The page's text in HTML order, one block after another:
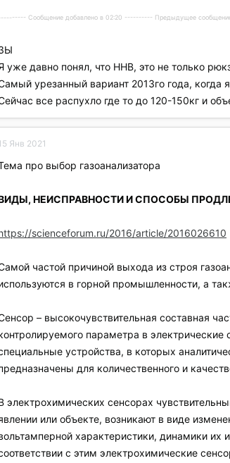
Сообщение добавлено в 02:20 ---------- Предыдущее
уже давно понял, что ННВ, это не только
урезанный вариант 2013го года, когда
все распухло где то до 120-150кг и
Янв 2021
про выбор газоанализатора
НЕИСПРАВНОСТИ И СПОСОБЫ
scienceforum.ru/2016/article/2016026610
частой причиной выхода из строя
в горной промышленности, а
– высокочувствительная составная
параметра в
устройства, в которых
для количественного и
электрохимических сенсорах
или объекте, возникают в виде
характеристики, динамики
с этим электрохимические